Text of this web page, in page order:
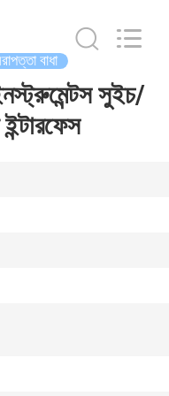
বাধা
সুইচ/
ইন্টারফেস